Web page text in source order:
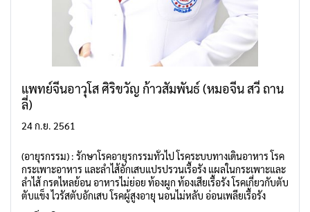
แพทย์จีนอาวุโส ศิริขวัญ ก้าวสัมพันธ์ (หมอจีน สวี่ ถาน
ลี่)
24 ก.ย. 2561
(อายุรกรรม) : รักษาโรคอายุรกรรมทั่วไป โรคระบบทางเดินอาหาร โรค
กระเพาะอาหาร และลำไส้อักเสบแปรปรวนเรื้อรัง แผลในกระเพาะและ
ลำไส้ กรดไหลย้อน อาหารไม่ย่อย ท้องผูก ท้องเสียเรื้อรัง โรคเกี่ยวกับตับ
ตับแข็ง ไวรัสตับอักเสบ โรคผู้สูงอายุ นอนไม่หลับ อ่อนเพลียเรื้อรัง